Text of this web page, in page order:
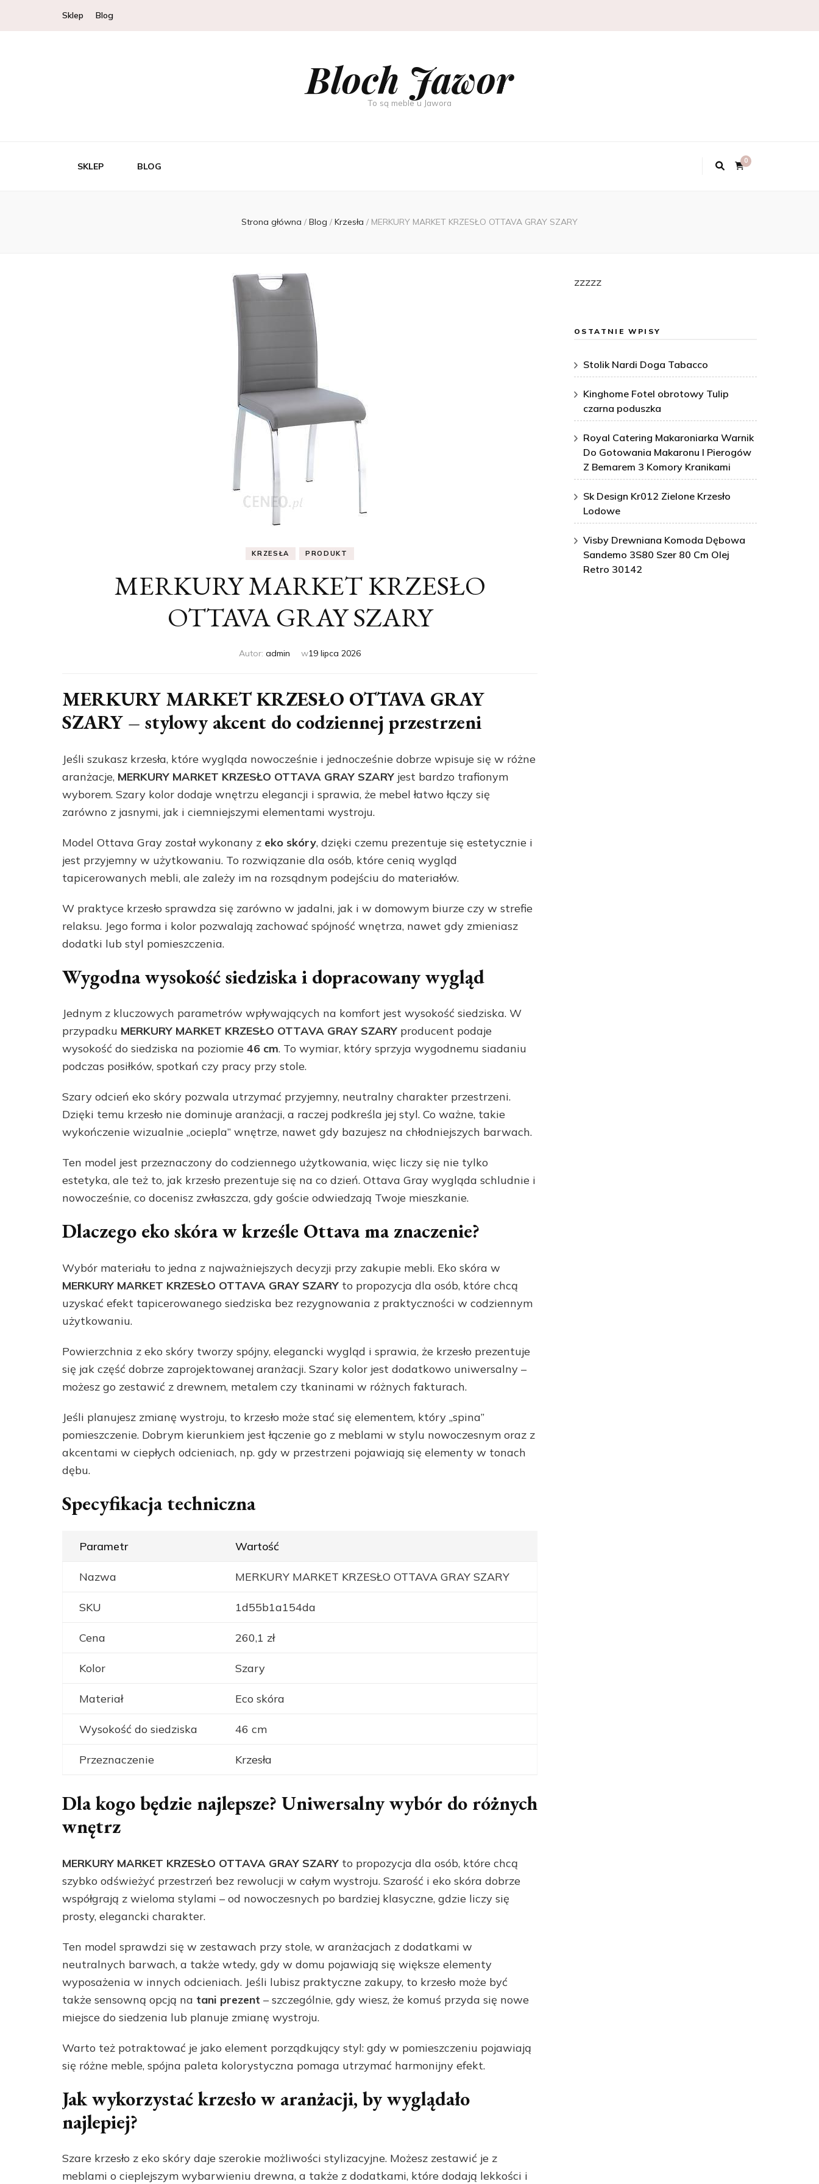
Sklep Blog
Bloch Jawor
To są meble u Jawora
SKLEP BLOG
0
Strona główna / Blog / Krzesła / MERKURY MARKET KRZESŁO OTTAVA GRAY SZARY
KRZESŁA PRODUKT
MERKURY MARKET KRZESŁO
OTTAVA GRAY SZARY
Autor: admin w19 lipca 2026
MERKURY MARKET KRZESŁO OTTAVA GRAY
SZARY – stylowy akcent do codziennej przestrzeni
Jeśli szukasz krzesła, które wygląda nowocześnie i jednocześnie dobrze wpisuje się w różne
aranżacje, MERKURY MARKET KRZESŁO OTTAVA GRAY SZARY jest bardzo trafionym
wyborem. Szary kolor dodaje wnętrzu elegancji i sprawia, że mebel łatwo łączy się
zarówno z jasnymi, jak i ciemniejszymi elementami wystroju.
Model Ottava Gray został wykonany z eko skóry, dzięki czemu prezentuje się estetycznie i
jest przyjemny w użytkowaniu. To rozwiązanie dla osób, które cenią wygląd
tapicerowanych mebli, ale zależy im na rozsądnym podejściu do materiałów.
W praktyce krzesło sprawdza się zarówno w jadalni, jak i w domowym biurze czy w strefie
relaksu. Jego forma i kolor pozwalają zachować spójność wnętrza, nawet gdy zmieniasz
dodatki lub styl pomieszczenia.
Wygodna wysokość siedziska i dopracowany wygląd
Jednym z kluczowych parametrów wpływających na komfort jest wysokość siedziska. W
przypadku MERKURY MARKET KRZESŁO OTTAVA GRAY SZARY producent podaje
wysokość do siedziska na poziomie 46 cm. To wymiar, który sprzyja wygodnemu siadaniu
podczas posiłków, spotkań czy pracy przy stole.
Szary odcień eko skóry pozwala utrzymać przyjemny, neutralny charakter przestrzeni.
Dzięki temu krzesło nie dominuje aranżacji, a raczej podkreśla jej styl. Co ważne, takie
wykończenie wizualnie „ociepla” wnętrze, nawet gdy bazujesz na chłodniejszych barwach.
Ten model jest przeznaczony do codziennego użytkowania, więc liczy się nie tylko
estetyka, ale też to, jak krzesło prezentuje się na co dzień. Ottava Gray wygląda schludnie i
nowocześnie, co docenisz zwłaszcza, gdy goście odwiedzają Twoje mieszkanie.
Dlaczego eko skóra w krześle Ottava ma znaczenie?
Wybór materiału to jedna z najważniejszych decyzji przy zakupie mebli. Eko skóra w
MERKURY MARKET KRZESŁO OTTAVA GRAY SZARY to propozycja dla osób, które chcą
uzyskać efekt tapicerowanego siedziska bez rezygnowania z praktyczności w codziennym
użytkowaniu.
Powierzchnia z eko skóry tworzy spójny, elegancki wygląd i sprawia, że krzesło prezentuje
się jak część dobrze zaprojektowanej aranżacji. Szary kolor jest dodatkowo uniwersalny –
możesz go zestawić z drewnem, metalem czy tkaninami w różnych fakturach.
Jeśli planujesz zmianę wystroju, to krzesło może stać się elementem, który „spina”
pomieszczenie. Dobrym kierunkiem jest łączenie go z meblami w stylu nowoczesnym oraz z
akcentami w ciepłych odcieniach, np. gdy w przestrzeni pojawiają się elementy w tonach
dębu.
Specyfikacja techniczna
Parametr Wartość
Nazwa MERKURY MARKET KRZESŁO OTTAVA GRAY SZARY
SKU 1d55b1a154da
Cena 260,1 zł
Kolor Szary
Materiał Eco skóra
Wysokość do siedziska 46 cm
Przeznaczenie Krzesła
Dla kogo będzie najlepsze? Uniwersalny wybór do różnych
wnętrz
MERKURY MARKET KRZESŁO OTTAVA GRAY SZARY to propozycja dla osób, które chcą
szybko odświeżyć przestrzeń bez rewolucji w całym wystroju. Szarość i eko skóra dobrze
współgrają z wieloma stylami – od nowoczesnych po bardziej klasyczne, gdzie liczy się
prosty, elegancki charakter.
Ten model sprawdzi się w zestawach przy stole, w aranżacjach z dodatkami w
neutralnych barwach, a także wtedy, gdy w domu pojawiają się większe elementy
wyposażenia w innych odcieniach. Jeśli lubisz praktyczne zakupy, to krzesło może być
także sensowną opcją na tani prezent – szczególnie, gdy wiesz, że komuś przyda się nowe
miejsce do siedzenia lub planuje zmianę wystroju.
Warto też potraktować je jako element porządkujący styl: gdy w pomieszczeniu pojawiają
się różne meble, spójna paleta kolorystyczna pomaga utrzymać harmonijny efekt.
Jak wykorzystać krzesło w aranżacji, by wyglądało
najlepiej?
Szare krzesło z eko skóry daje szerokie możliwości stylizacyjne. Możesz zestawić je z
meblami o cieplejszym wybarwieniu drewna, a także z dodatkami, które dodają lekkości i
zzzzz
OSTATNIE WPISY
Stolik Nardi Doga Tabacco
Kinghome Fotel obrotowy Tulip
czarna poduszka
Royal Catering Makaroniarka Warnik
Do Gotowania Makaronu I Pierogów
Z Bemarem 3 Komory Kranikami
Sk Design Kr012 Zielone Krzesło
Lodowe
Visby Drewniana Komoda Dębowa
Sandemo 3S80 Szer 80 Cm Olej
Retro 30142